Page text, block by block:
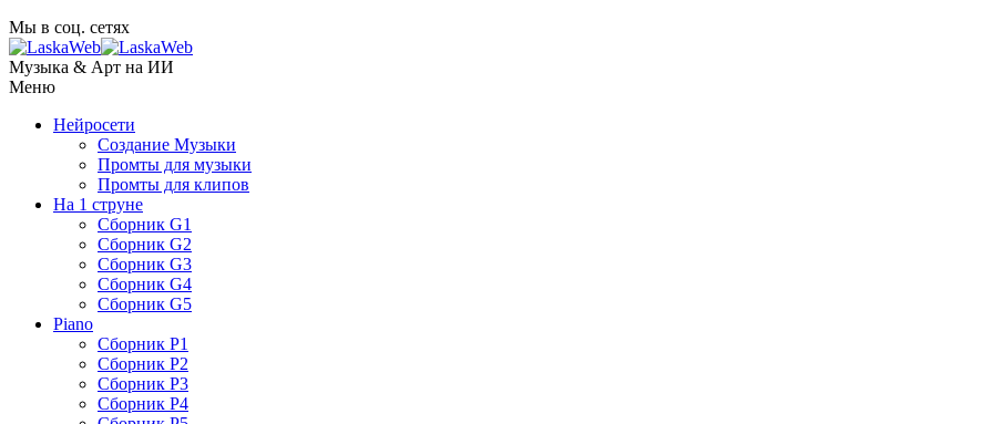
Мы в соц. сетях
Музыка & Арт на ИИ
Меню
Нейросети
Создание Музыки
Промты для музыки
Промты для клипов
На 1 струне
Сборник G1
Сборник G2
Сборник G3
Сборник G4
Сборник G5
Piano
Сборник P1
Сборник P2
Сборник P3
Сборник P4